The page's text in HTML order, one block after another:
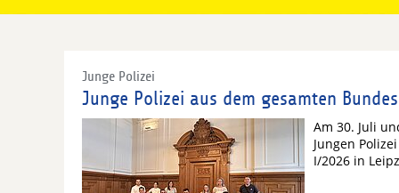
Junge Polizei
Junge Polizei aus dem gesamten
Am 30. Juli
Jungen
I/2026 in